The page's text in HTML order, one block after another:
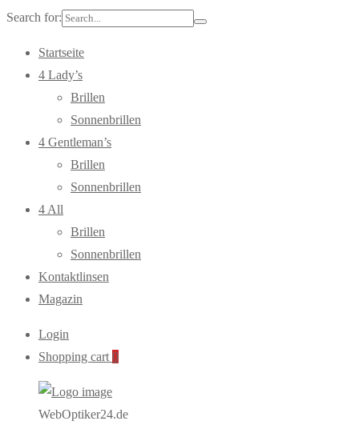
Search for:
Startseite
4 Lady’s
Brillen
Sonnenbrillen
4 Gentleman’s
Brillen
Sonnenbrillen
4 All
Brillen
Sonnenbrillen
Kontaktlinsen
Magazin
Login
Shopping cart 0
WebOptiker24.de